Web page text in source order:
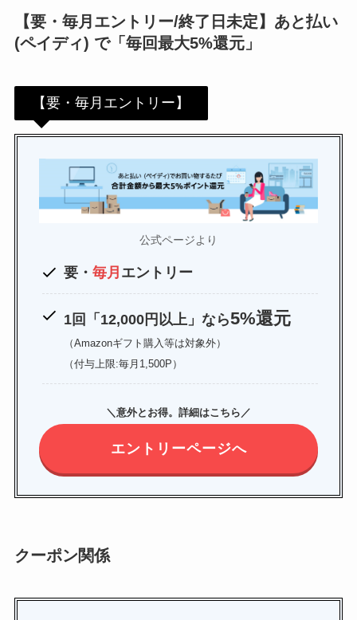
【要・毎月エントリー/終了日未定】あと払い
(ペイディ) で「毎回最大5%還元」
【要・毎月エントリー】
公式ページより
要・毎月 エントリー
1回「12,000円以上」なら5%還元
（Amazonギフト購入等は対象外）
（付与上限:毎月1,500P）
＼意外とお得。詳細はこちら／
エントリーページへ
クーポン関係